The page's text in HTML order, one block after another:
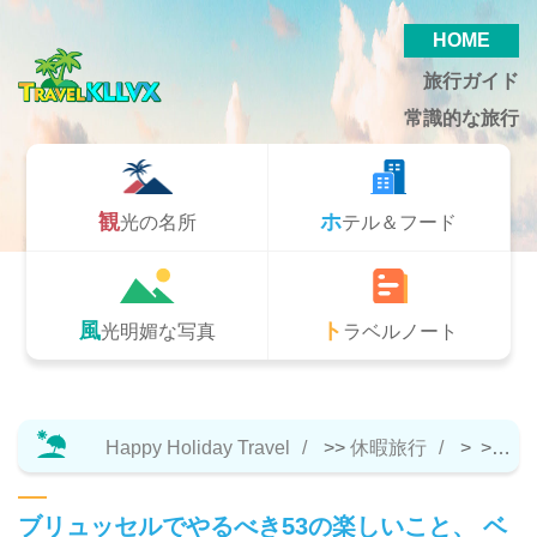
HOME
旅行ガイド
常識的な旅行
観光の名所 ホテル＆フード
風光明媚な写真 トラベルノート
Happy Holiday Travel >> 休暇旅行 > >> ト
ブリュッセルでやるべき53の楽しいこと、 ベ